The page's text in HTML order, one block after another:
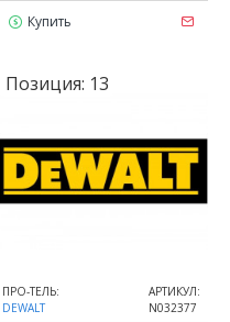
Купить
Позиция: 13
ПРО-ТЕЛЬ:
DEWALT
АРТИКУЛ:
N032377